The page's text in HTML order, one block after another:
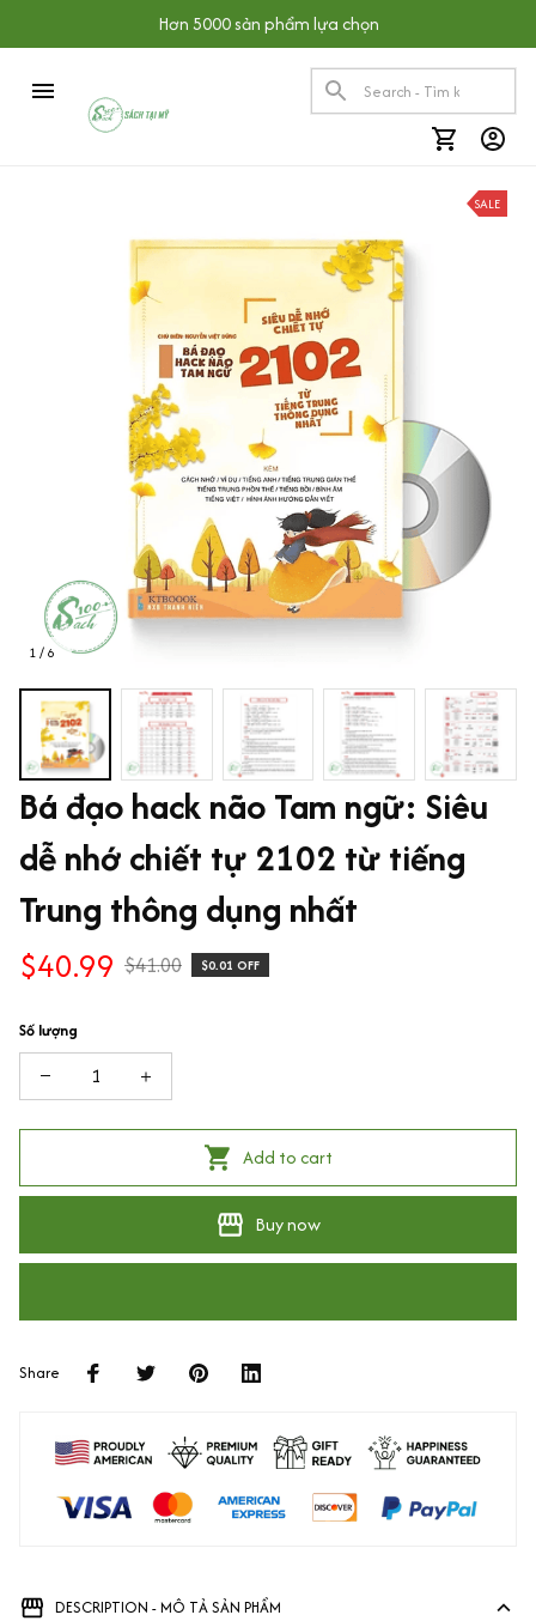
Hơn 5000 sản phẩm lựa chọn
1 / 6
SALE
Bá đạo hack não Tam ngữ: Siêu
dễ nhớ chiết tự 2102 từ tiếng
Trung thông dụng nhất
$40.99 $41.00 $0.01 OFF
Số lượng
Add to cart
Buy now
Share
DESCRIPTION - MÔ TẢ SẢN PHẨM